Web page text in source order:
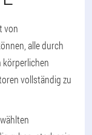
von
alle durch
körperlichen
vollständig zu